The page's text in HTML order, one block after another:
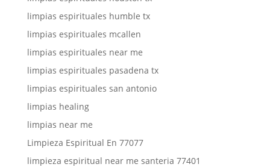
limpias espirituales humble tx
limpias espirituales mcallen
limpias espirituales near me
limpias espirituales pasadena tx
limpias espirituales san antonio
limpias healing
limpias near me
Limpieza Espiritual En 77077
limpieza espiritual near me santeria 77401